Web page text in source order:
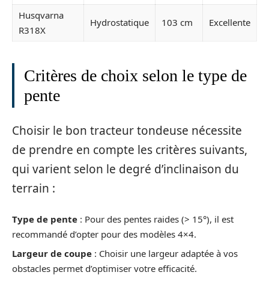
Husqvarna
R318X
Hydrostatique 103 cm Excellente
Critères de choix selon le type de
pente
Choisir le bon tracteur tondeuse nécessite
de prendre en compte les critères suivants,
qui varient selon le degré d’inclinaison du
terrain :
Type de pente : Pour des pentes raides (> 15°), il est
recommandé d’opter pour des modèles 4×4.
Largeur de coupe : Choisir une largeur adaptée à vos
obstacles permet d’optimiser votre efficacité.